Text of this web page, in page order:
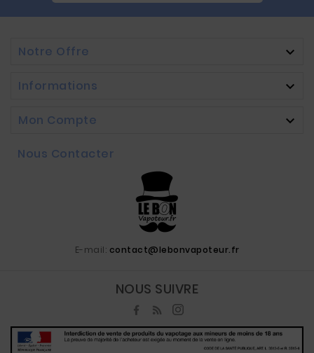
Notre Offre 
Informations 
Mon Compte 
Nous Contacter
E-mail: contact@lebonvapoteur.fr
NOUS SUIVRE